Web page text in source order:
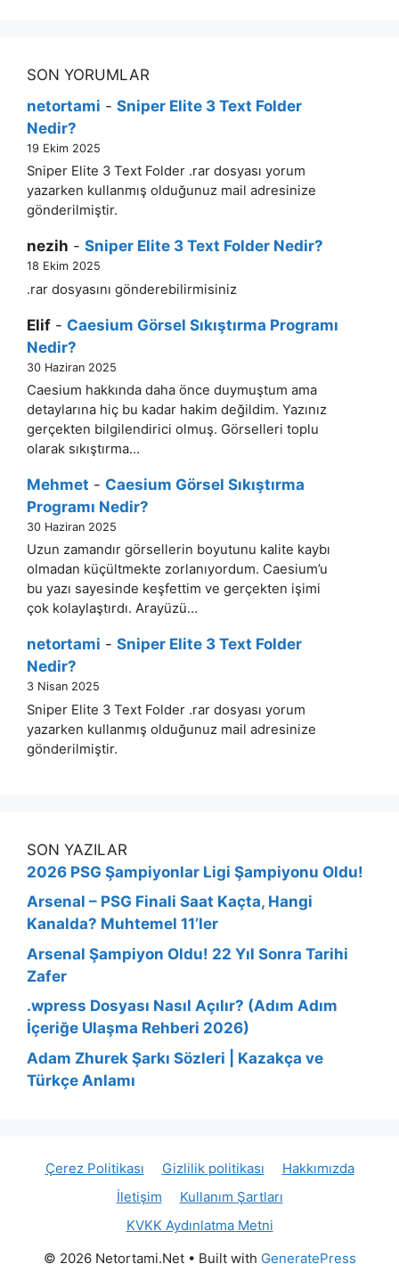
SON YORUMLAR
netortami - Sniper Elite 3 Text Folder
Nedir?
19 Ekim 2025
Sniper Elite 3 Text Folder .rar dosyası yorum
yazarken kullanmış olduğunuz mail adresinize
gönderilmiştir.
nezih - Sniper Elite 3 Text Folder Nedir?
18 Ekim 2025
.rar dosyasını gönderebilirmisiniz
Elif - Caesium Görsel Sıkıştırma Programı
Nedir?
30 Haziran 2025
Caesium hakkında daha önce duymuştum ama
detaylarına hiç bu kadar hakim değildim. Yazınız
gerçekten bilgilendirici olmuş. Görselleri toplu
olarak sıkıştırma…
Mehmet - Caesium Görsel Sıkıştırma
Programı Nedir?
30 Haziran 2025
Uzun zamandır görsellerin boyutunu kalite kaybı
olmadan küçültmekte zorlanıyordum. Caesium’u
bu yazı sayesinde keşfettim ve gerçekten işimi
çok kolaylaştırdı. Arayüzü…
netortami - Sniper Elite 3 Text Folder
Nedir?
3 Nisan 2025
Sniper Elite 3 Text Folder .rar dosyası yorum
yazarken kullanmış olduğunuz mail adresinize
gönderilmiştir.
SON YAZILAR
2026 PSG Şampiyonlar Ligi Şampiyonu Oldu!
Arsenal – PSG Finali Saat Kaçta, Hangi
Kanalda? Muhtemel 11’ler
Arsenal Şampiyon Oldu! 22 Yıl Sonra Tarihi
Zafer
.wpress Dosyası Nasıl Açılır? (Adım Adım
İçeriğe Ulaşma Rehberi 2026)
Adam Zhurek Şarkı Sözleri | Kazakça ve
Türkçe Anlamı
Çerez Politikası Gizlilik politikası
Hakkımızda
İletişim
Kullanım Şartları
KVKK Aydınlatma Metni
© 2026 Netortami.Net• Built with GeneratePress